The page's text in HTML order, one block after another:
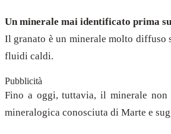
Un minerale mai identificato prima
Il granato è un minerale molto diffuso
fluidi caldi.
Pubblicità
Fino a oggi, tuttavia, il minerale
mineralogica conosciuta di Marte e